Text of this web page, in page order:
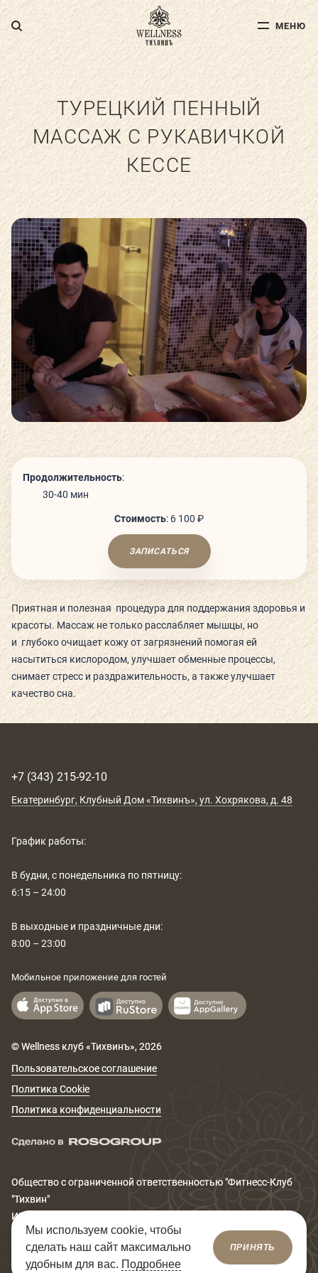
МЕНЮ
МЕНЮ
ДЛЯ ВЗРОСЛЫХ ДЛЯ ДЕТЕЙ
ФИТНЕС
СПА-УСЛУГИ
АКВА-ЗОНА
УСЛУГИ ДОКТОРОВ
СЬЮТЫ И ПАРЕНИЯ
ТЕХНОЛОГИИ И ОБОРУДОВАНИЕ
КАФЕ
ДЕТСКИЙ КЛУБ
О КЛУБЕ
КЛУБНЫЕ КАРТЫ
ГОСТЕВОЙ ВИЗИТ
РАСПИСАНИЕ
КОНТАКТЫ
КАК ПРОЙТИ
ГОСТИ О НАС
ТУРЕЦКИЙ ПЕННЫЙ
МАССАЖ С РУКАВИЧКОЙ
КЕССЕ
Продолжительность:
30-40 мин
Стоимость: 6 100 ₽
ЗАПИСАТЬСЯ
Приятная и полезная процедура для поддержания здоровья и
красоты. Массаж не только расслабляет мышцы, но
и глубоко очищает кожу от загрязнений помогая ей
насытиться кислородом, улучшает обменные процессы,
снимает стресс и раздражительность, а также улучшает
качество сна.
+7 (343) 215-92-10
Екатеринбург, Клубный Дом «Тихвинъ», ул. Хохрякова, д. 48
График работы:
В будни, с понедельника по пятницу:
6:15 – 24:00
В выходные и праздничные дни:
8:00 – 23:00
Мобильное приложение для гостей
© Wellness клуб «Тихвинъ», 2026
Пользовательское соглашение
Политика Cookie
Политика конфиденциальности
Общество с ограниченной ответственностью "Фитнеcс-Клуб
"Тихвин"
ИНН 6671167320
Юридический адрес: 620014, Свердловская обл., г.
Екатеринбург, ул. Сакко и Ванцетти, д.99
Мы используем cookie, чтобы
сделать наш сайт максимально
удобным для вас. Подробнее
ПРИНЯТЬ